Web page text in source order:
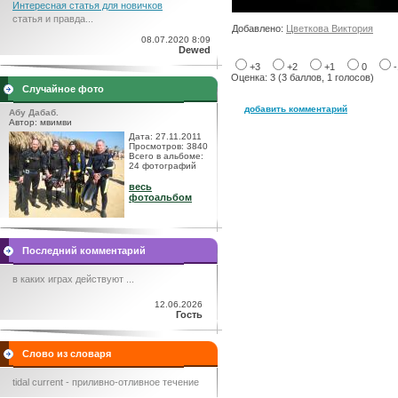
Интересная статья для новичков
статья и правда...
08.07.2020 8:09
Dewed
Случайное фото
Абу Дабаб.
Автор: мвимви
Дата: 27.11.2011
Просмотров: 3840
Всего в альбоме:
24 фотографий
весь
фотоальбом
Последний комментарий
в каких играх действуют ...
12.06.2026
Гость
Слово из словаря
tidal current - приливно-отливное течение
Добавлено: Цветкова Виктория
+3 +2 +1 0
Оценка: 3 (3 баллов, 1 голосов)
добавить комментарий